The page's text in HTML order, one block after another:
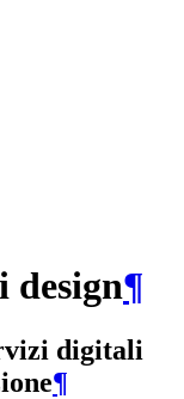
design¶
digitali
¶